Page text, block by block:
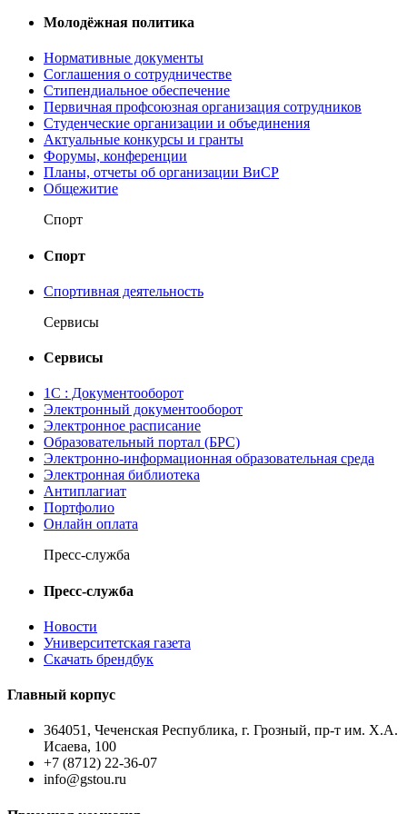
Молодёжная политика
Нормативные документы
Соглашения о сотрудничестве
Стипендиальное обеспечение
Первичная профсоюзная организация сотрудников
Студенческие организации и объединения
Актуальные конкурсы и гранты
Форумы, конференции
Планы, отчеты об организации ВиСР
Общежитие
Спорт
Спорт
Спортивная деятельность
Сервисы
Сервисы
1С : Документооборот
Электронный документооборот
Электронное расписание
Образовательный портал (БРС)
Электронно-информационная образовательная среда
Электронная библиотека
Антиплагиат
Портфолио
Онлайн оплата
Пресс-служба
Пресс-служба
Новости
Университетская газета
Скачать брендбук
Главный корпус
364051, Чеченская Республика, г. Грозный, пр-т им. Х.А.
Исаева, 100
+7 (8712) 22-36-07
info@gstou.ru